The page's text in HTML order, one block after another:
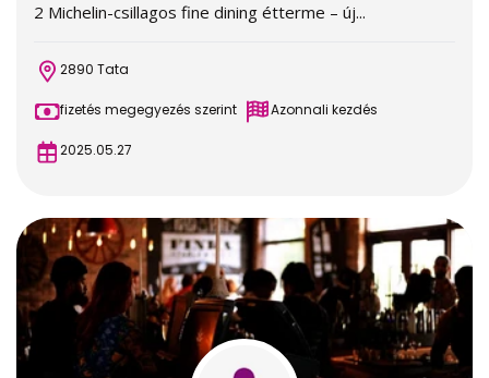
2 Michelin-csillagos fine dining étterme – új...
2890 Tata
fizetés megegyezés szerint Azonnali kezdés
2025.05.27